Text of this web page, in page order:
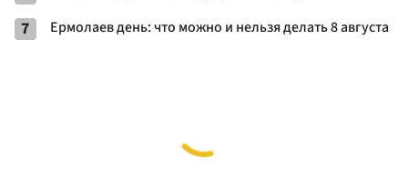
7 Ермолаев день: что можно и нельзя делать 8 августа